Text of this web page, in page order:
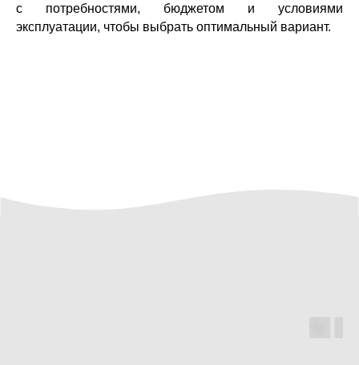
с потребностями, бюджетом и условиями
эксплуатации, чтобы выбрать оптимальный вариант.